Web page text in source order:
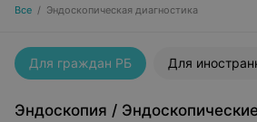
Все / Эндоскопическая диагностика
Для граждан РБ Для
Эндоскопия / Эндоскопические